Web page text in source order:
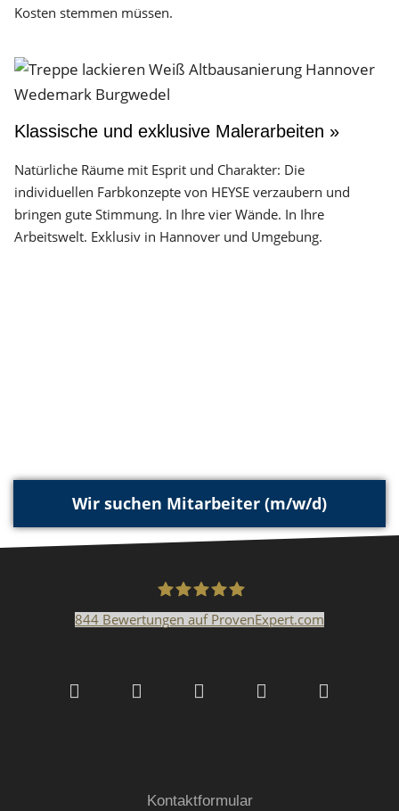
Kosten stemmen müssen.
Klassische und exklusive Malerarbeiten »
Natürliche Räume mit Esprit und Charakter: Die
individuellen Farbkonzepte von HEYSE verzaubern und
bringen gute Stimmung. In Ihre vier Wände. In Ihre
Arbeitswelt. Exklusiv in Hannover und Umgebung.
Wir suchen Mitarbeiter (m/w/d)
GmbH & Co.KG
844 Bewertungen auf ProvenExpert.com
Kontaktformular